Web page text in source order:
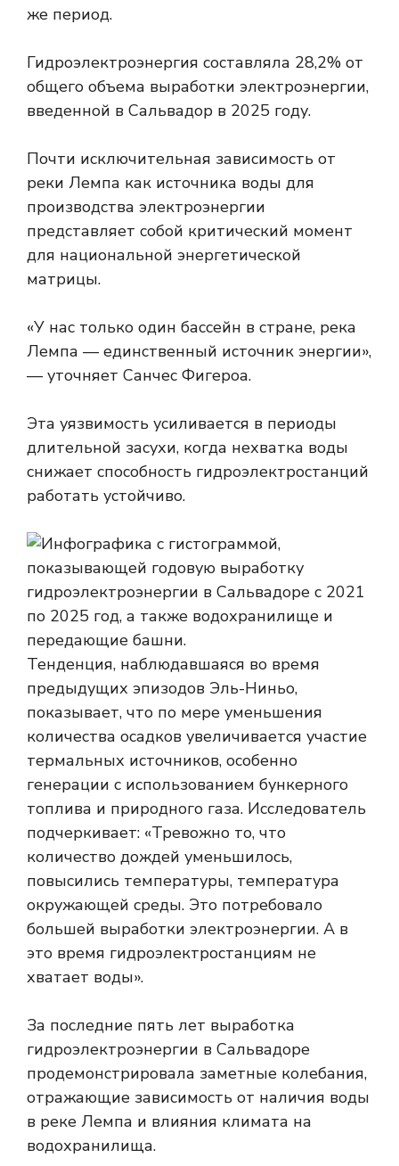
же период.
Гидроэлектроэнергия составляла 28,2% от
общего объема выработки электроэнергии,
введенной в Сальвадор в 2025 году.
Почти исключительная зависимость от
реки Лемпа как источника воды для
производства электроэнергии
представляет собой критический момент
для национальной энергетической
матрицы.
«У нас только один бассейн в стране, река
Лемпа — единственный источник энергии»,
— уточняет Санчес Фигероа.
Эта уязвимость усиливается в периоды
длительной засухи, когда нехватка воды
снижает способность гидроэлектростанций
работать устойчиво.
Тенденция, наблюдавшаяся во время
предыдущих эпизодов Эль-Ниньо,
показывает, что по мере уменьшения
количества осадков увеличивается участие
термальных источников, особенно
генерации с использованием бункерного
топлива и природного газа. Исследователь
подчеркивает: «Тревожно то, что
количество дождей уменьшилось,
повысились температуры, температура
окружающей среды. Это потребовало
большей выработки электроэнергии. А в
это время гидроэлектростанциям не
хватает воды».
За последние пять лет выработка
гидроэлектроэнергии в Сальвадоре
продемонстрировала заметные колебания,
отражающие зависимость от наличия воды
в реке Лемпа и влияния климата на
водохранилища.